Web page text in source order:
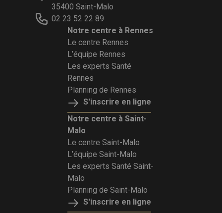
35400 Saint-Malo
02 23 52 22 89
Notre centre à Rennes
Le centre Rennes
L’équipe Rennes
Les experts Santé
Rennes
Planning de Rennes
S'inscrire en ligne
Notre centre à Saint-
Malo
Le centre Saint-Malo
L’équipe Saint-Malo
Les experts Santé Saint-
Malo
Planning de Saint-Malo
S'inscrire en ligne